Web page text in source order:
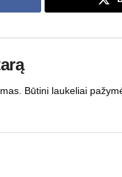
Būtini laukeliai